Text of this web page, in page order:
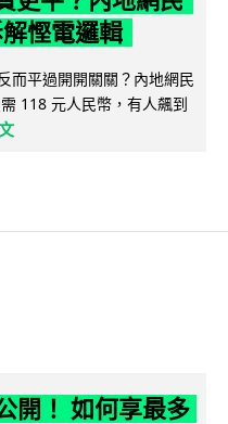
慳電邏輯
而平過開開關關？內地網民
118 元人民幣，有人飆到
開！ 如何享最多